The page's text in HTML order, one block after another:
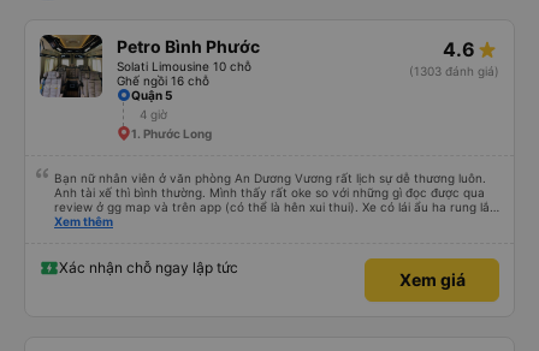
Petro Bình Phước
Solati Limousine 10 chỗ
Ghế ngồi 16 chỗ
4.6
(1303 đánh giá)
Quận 5
4 giờ
1. Phước Long
Bạn nữ nhân viên ở văn phòng An Dương Vương rất lịch sự dễ thương luôn.
Anh tài xế thì bình thường. Mình thấy rất oke so với những gì đọc được qua
review ở gg map và trên app (có thể là hên xui thui). Xe có lái ẩu ha rung lắc
hay không thì cũng ko rõ tại mình say xe nên ngủ ko à
Xem thêm
Xác nhận chỗ ngay lập tức
Xem giá